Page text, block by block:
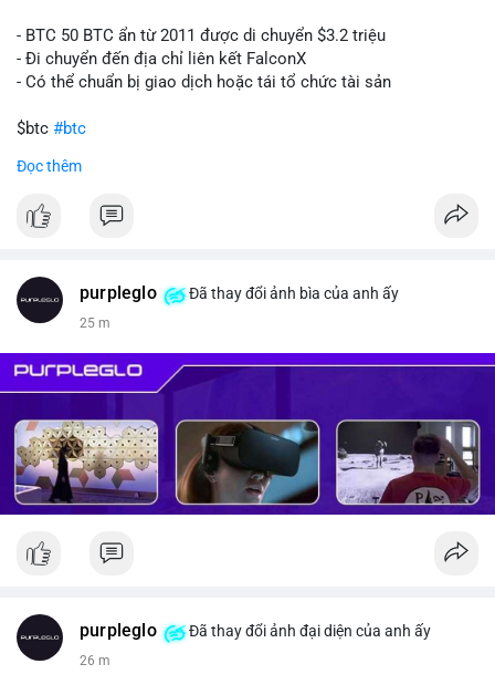
- BTC 50 BTC ẩn từ 2011 được di chuyển $3.2 triệu
- Đi chuyển đến địa chỉ liên kết FalconX
- Có thể chuẩn bị giao dịch hoặc tái tổ chức tài sản
$btc #btc
#vlikevn
📰 Nguồn: CoinDesk
Đọc thêm
purpleglo Đã thay đổi ảnh bìa của anh ấy
25 m
purpleglo Đã thay đổi ảnh đại diện của anh ấy
26 m